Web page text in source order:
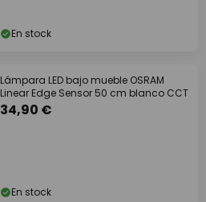
En stock
Lámpara LED bajo mueble OSRAM
Linear Edge Sensor 50 cm blanco CCT
34,90 €
En stock